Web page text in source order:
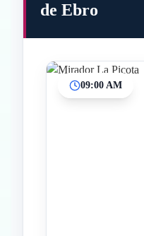
de Ebro
09:00 AM